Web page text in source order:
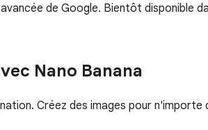
de Google. Bientôt disponible
Nano Banana
Créez des images pour